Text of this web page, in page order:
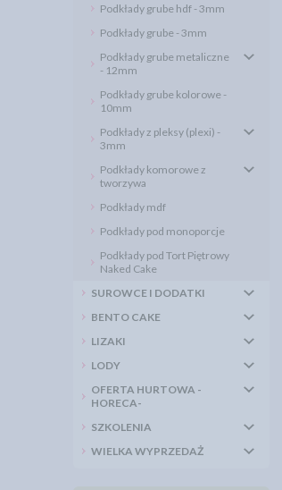
Podkłady grube hdf - 3mm
Podkłady grube - 3mm
Podkłady grube metaliczne
- 12mm
Podkłady grube kolorowe -
10mm
Podkłady z pleksy (plexi) -
3mm
Podkłady komorowe z
tworzywa
Podkłady mdf
Podkłady pod monoporcje
Podkłady pod Tort Piętrowy
Naked Cake
SUROWCE I DODATKI
BENTO CAKE
LIZAKI
LODY
OFERTA HURTOWA -
HORECA-
SZKOLENIA
WIELKA WYPRZEDAŻ